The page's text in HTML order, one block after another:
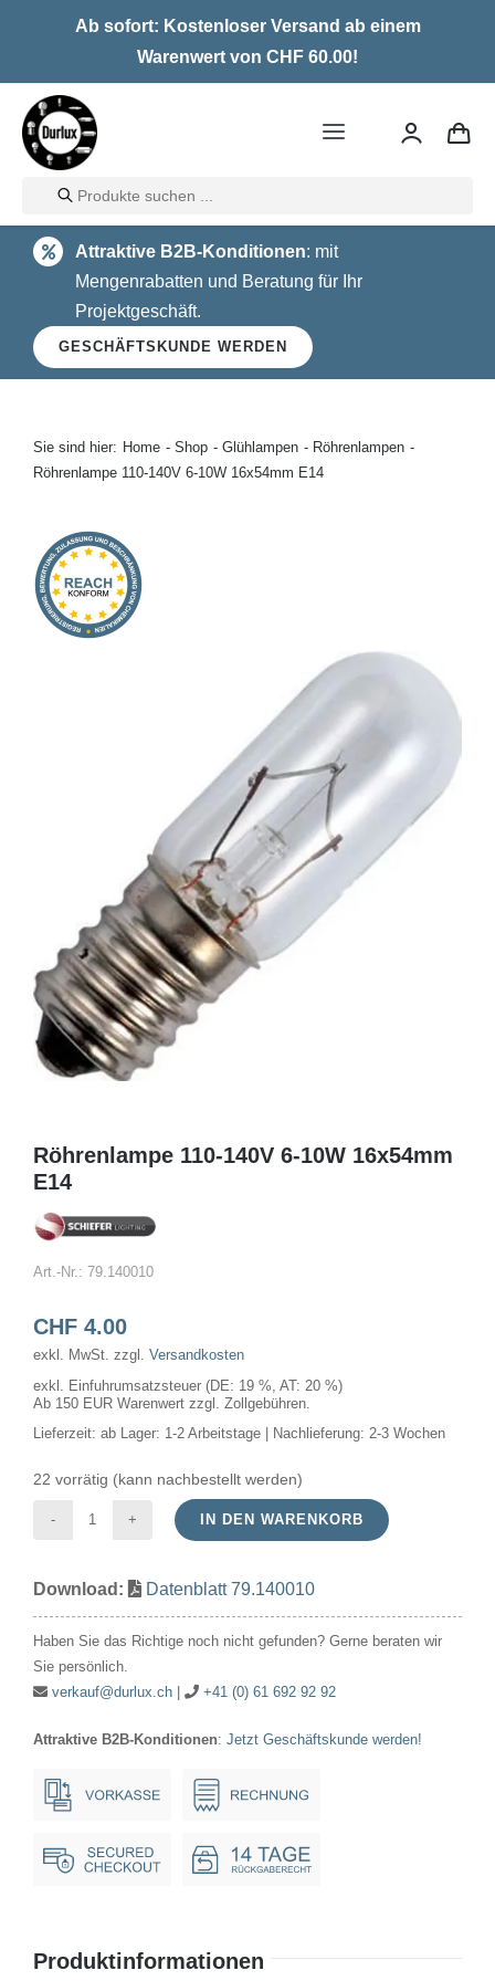
Ab sofort: Kostenloser Versand ab einem
Warenwert von CHF 60.00!
Toggle
Home
LED
Halogen
Glühlampen
Kontakt
Onlineshop
Products
search
Attraktive B2B-Konditionen: mit
Mengenrabatten und Beratung für Ihr
Projektgeschäft.
GESCHÄFTSKUNDE WERDEN
Sie sind hier: Home Shop Glühlampen
Röhrenlampen
Röhrenlampe 110-140V 6-10W 16x54mm E14
Röhrenlampe 110-140V 6-10W 16x54mm
E14
Art.-Nr.: 79.140010
CHF4.00
exkl. MwSt. zzgl. Versandkosten
exkl. Einfuhrumsatzsteuer (DE: 19 %, AT: 20 %)
Ab 150 EUR Warenwert zzgl. Zollgebühren.
Lieferzeit: ab Lager: 1-2 Arbeitstage | Nachlieferung: 2-3 Wochen
22 vorrätig (kann nachbestellt werden)
Röhrenlampe
140V
10W
16x54mm
Menge
IN DEN WARENKORB
Download: Datenblatt 79.140010
Haben Sie das Richtige noch nicht gefunden? Gerne beraten wir
Sie persönlich.
verkauf@durlux.ch| +41 (0) 61 692 92 92
Attraktive B2B-Konditionen: Jetzt Geschäftskunde werden!
Produktinformationen